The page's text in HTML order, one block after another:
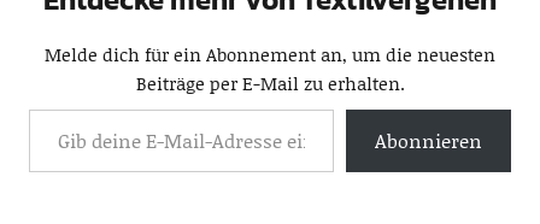
Melde dich für ein Abonnement an, um die neuesten
Beiträge per E-Mail zu erhalten.
Abonnieren